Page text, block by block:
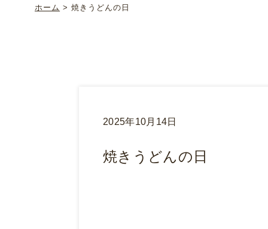
ホーム >焼きうどんの日
2025年10月14日
焼きうどんの日